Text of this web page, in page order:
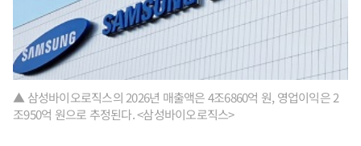
▲ 삼성바이오로직스의 2026년 매출액은 4조6860억 원, 영업이익은 2
조950억 원으로 추정된다. <삼성바이오로직스>